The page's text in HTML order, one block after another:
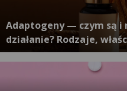
Adaptogeny — czym są i
działanie? Rodzaje,